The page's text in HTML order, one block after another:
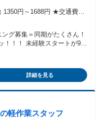
1350円～1688円 ★交通費支
ートが9割
詳細を見る
軽作業スタッフ